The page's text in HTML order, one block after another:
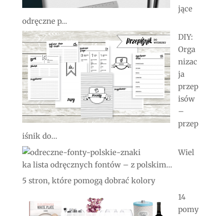
jące
odręczne p...
DIY:
Orga
nizac
ja
przep
isów
–
przep
iśnik do...
Wiel
ka lista odręcznych fontów – z polskim...
5 stron, które pomogą dobrać kolory
14
pomy